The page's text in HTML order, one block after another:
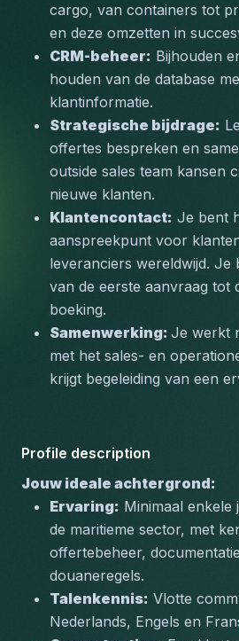
cargo, van containers tot
en deze omzetten in
CRM-beheer: Bijhouden
houden van de database
klantinformatie.
Strategische bijdrage:
offertes bespreken en
outside sales team kansen
nieuwe klanten.
Klantencontact: Je bent
aanspreekpunt voor
leveranciers wereldwijd. Je
van de eerste aanvraag tot
boeking.
Samenwerking: Je werkt
met het sales- en
krijgt begeleiding van een
Profile description
Jouw ideale achtergrond:
Ervaring: Minimaal enkele
de maritieme sector, met
offertebeheer,
douaneregels.
Talenkennis: Vlotte
Nederlands, Engels en